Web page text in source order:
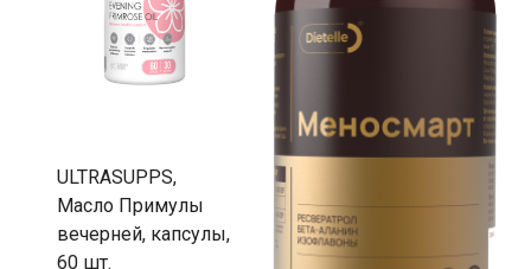
ULTRASUPPS,
Масло Примулы
вечерней, капсулы,
60 шт.